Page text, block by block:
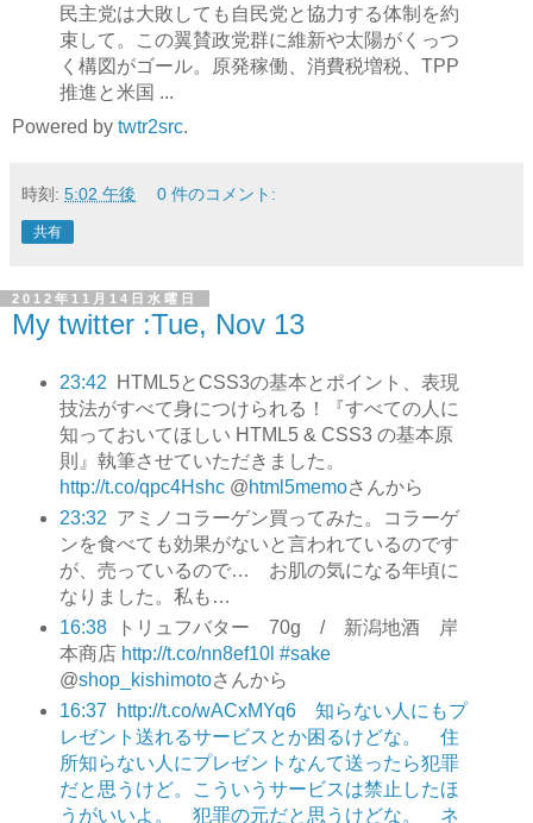
民主党は大敗しても自民党と協力する体制を約
束して。この翼賛政党群に維新や太陽がくっつ
く構図がゴール。原発稼働、消費税増税、TPP
推進と米国 ...
Powered by twtr2src.
時刻: 5:02 午後 0 件のコメント:
共有
2012年11月14日水曜日
My twitter :Tue, Nov 13
23:42
HTML5とCSS3の基本とポイント、表現
技法がすべて身につけられる！『すべての人に
知っておいてほしい HTML5 & CSS3 の基本原
則』執筆させていただきました。
http://t.co/qpc4Hshc@html5memoさんから
23:32 アミノコラーゲン買ってみた。コラーゲ
ンを食べても効果がないと言われているのです
が、売っているので… お肌の気になる年頃に
なりました。私も…
16:38
トリュフバター 70g / 新潟地酒 岸
本商店 http://t.co/nn8ef10l #sake
@shop_kishimotoさんから
16:37
http://t.co/wACxMYq6 知らない人にもプ
レゼント送れるサービスとか困るけどな。 住
所知らない人にプレゼントなんて送ったら犯罪
だと思うけど。こういうサービスは禁止したほ
うがいいよ。 犯罪の元だと思うけどな。 ネ